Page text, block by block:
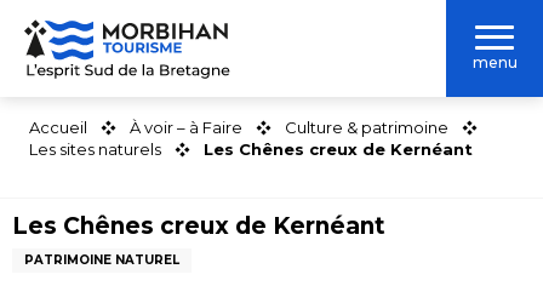
Aller
contenu
menu
Accueil À voir – à Faire
Culture & patrimoine
Les sites naturels
Les Chênes creux de Kernéant
Les Chênes creux de Kernéant
PATRIMOINE NATUREL